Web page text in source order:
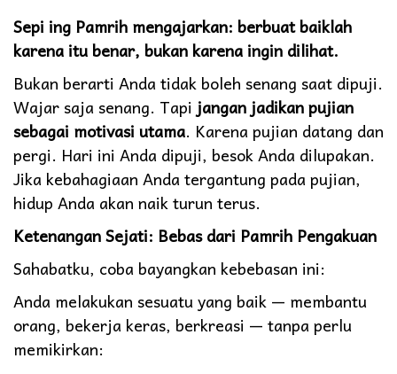
Sepi ing Pamrih mengajarkan: berbuat baiklah
karena itu benar, bukan karena ingin dilihat.
Bukan berarti Anda tidak boleh senang saat dipuji.
Wajar saja senang. Tapi jangan jadikan pujian
sebagai motivasi utama. Karena pujian datang dan
pergi. Hari ini Anda dipuji, besok Anda dilupakan.
Jika kebahagiaan Anda tergantung pada pujian,
hidup Anda akan naik turun terus.
Ketenangan Sejati: Bebas dari Pamrih Pengakuan
Sahabatku, coba bayangkan kebebasan ini:
Anda melakukan sesuatu yang baik — membantu
orang, bekerja keras, berkreasi — tanpa perlu
memikirkan: